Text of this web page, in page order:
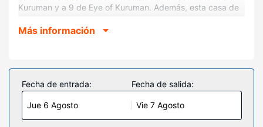
Kuruman y a 9 de Eye of Kuruman. Además, esta casa de
Municipality y a 1,6 km de Ga-Segonaya Local
Te sentirás como en tu propia casa en cualquiera de las 10
habitaciones con aire acondicionado. La conexión wifi
gratis te mantendrá en contacto con los tuyos. Además,
podrás disfrutar de canales digitales. Entre las
Más información
Fecha de entrada:
Jue 6 Agosto
Fecha de salida:
Vie 7 Agosto